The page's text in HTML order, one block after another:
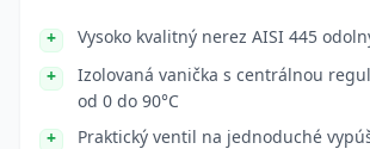
Vysoko kvalitný nerez AISI 445
Izolovaná vanička s centrálnou
od 0 do 90°C
Praktický ventil na jednoduché